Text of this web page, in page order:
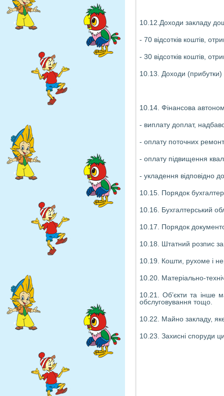
10.12.Доходи закладу
- 70 відсотків коштів,
- 30 відсотків коштів,
10.13. Доходи (прибутки)
10.14. Фінансова
- виплату доплат,
- оплату поточних
- оплату підвищення
- укладення відповідно
10.15. Порядок
10.16. Бухгалтерський
10.17. Порядок
10.18. Штатний розпис
10.19. Кошти, рухоме і
10.20. Матеріально-
10.21. Об’єкти та інше
обслуговування тощо.
10.22. Майно закладу,
10.23. Захисні споруди